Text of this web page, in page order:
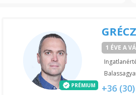
PRÉMIUM
1 ÉVE A
+36